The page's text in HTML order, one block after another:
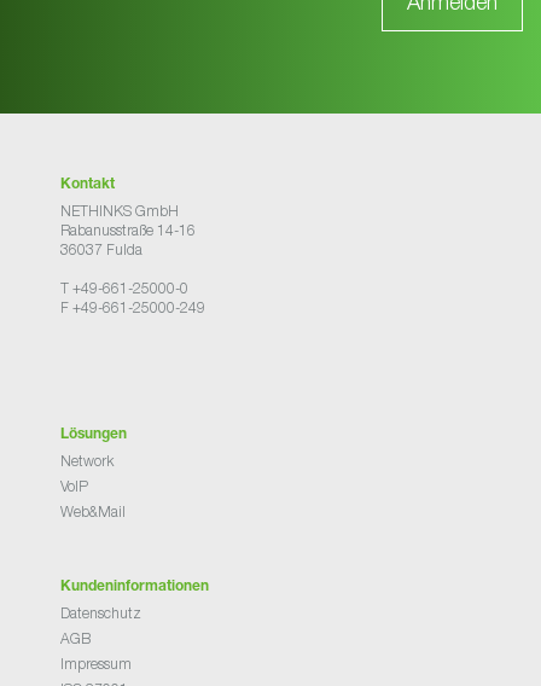
Kontakt
NETHINKS GmbH
Rabanusstraße 14-16
36037 Fulda
T +49-661-25000-0
F +49-661-25000-249
Lösungen
Network
VoIP
Web&Mail
Kundeninformationen
Datenschutz
AGB
Impressum